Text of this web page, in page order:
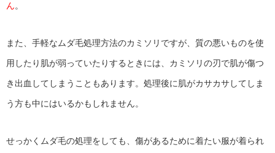
ん。
また、手軽なムダ毛処理方法のカミソリですが、質の悪いものを使
用したり肌が弱っていたりするときには、カミソリの刃で肌が傷つ
き出血してしまうこともあります。処理後に肌がカサカサしてしま
う方も中にはいるかもしれません。
せっかくムダ毛の処理をしても、傷があるために着たい服が着られ